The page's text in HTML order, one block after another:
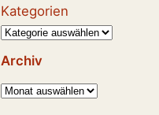
Kategorien
Archiv
A